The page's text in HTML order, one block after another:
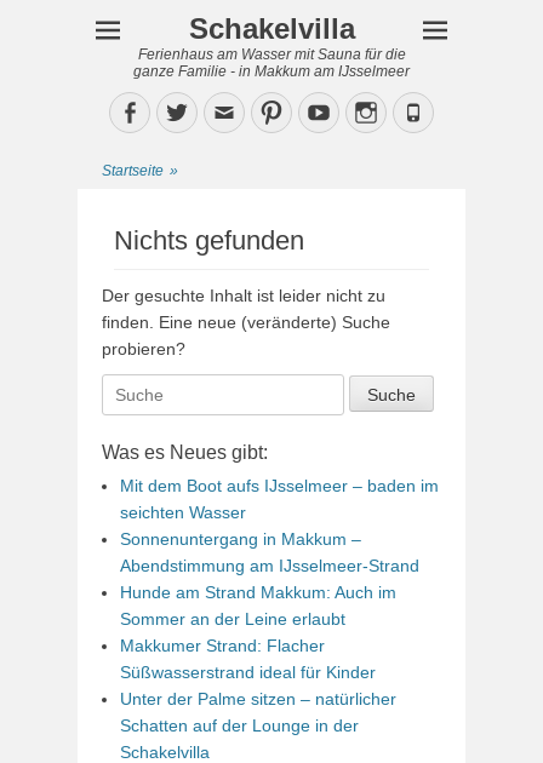
Schakelvilla
Ferienhaus am Wasser mit Sauna für die
ganze Familie - in Makkum am IJsselmeer
Facebook
TwitterEmailPinterestYouTubeInstagram
Phone
Startseite »
Nichts gefunden
Der gesuchte Inhalt ist leider nicht zu
finden. Eine neue (veränderte) Suche
probieren?
Suche
nach:
Was es Neues gibt:
Mit dem Boot aufs IJsselmeer – baden im
seichten Wasser
Sonnenuntergang in Makkum –
Abendstimmung am IJsselmeer-Strand
Hunde am Strand Makkum: Auch im
Sommer an der Leine erlaubt
Makkumer Strand: Flacher
Süßwasserstrand ideal für Kinder
Unter der Palme sitzen – natürlicher
Schatten auf der Lounge in der
Schakelvilla